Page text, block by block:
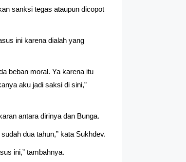
sanksi tegas ataupun dicopot
ini karena dialah yang
beban moral. Ya karena itu
aku jadi saksi di sini,”
antara dirinya dan Bunga.
dua tahun,” kata Sukhdev.
ini,” tambahnya.